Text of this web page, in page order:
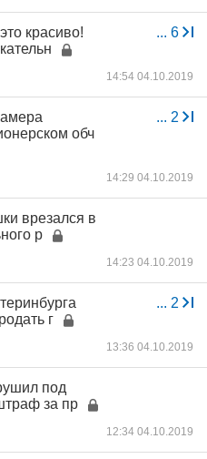
... 6
красиво!
14:54 04.10.2019
... 2
обч
14:29 04.10.2019
врезался в
р
14:23 04.10.2019
... 2
г
13:36 04.10.2019
под
за пр
12:34 04.10.2019